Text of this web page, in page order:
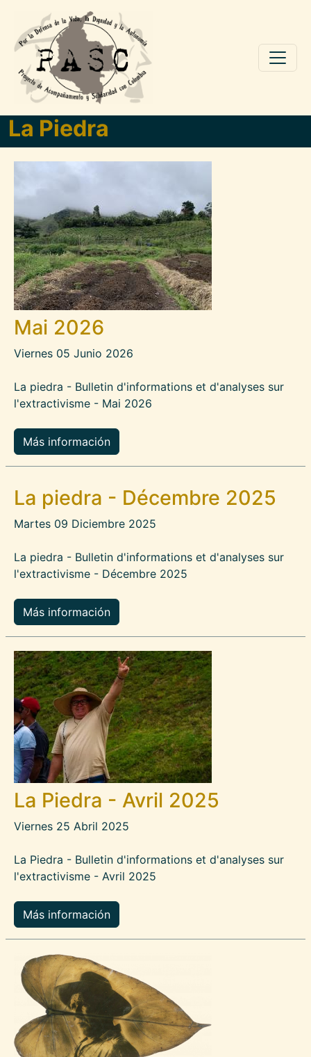
Pasar al contenido principal
La Piedra
Mai 2026
Viernes 05 Junio 2026
La piedra - Bulletin d'informations et d'analyses sur
l'extractivisme - Mai 2026
Más información
La piedra - Décembre 2025
Martes 09 Diciembre 2025
La piedra - Bulletin d'informations et d'analyses sur
l'extractivisme - Décembre 2025
Más información
Imagen
La Piedra - Avril 2025
Viernes 25 Abril 2025
La Piedra - Bulletin d'informations et d'analyses sur
l'extractivisme - Avril 2025
Más información
Imagen